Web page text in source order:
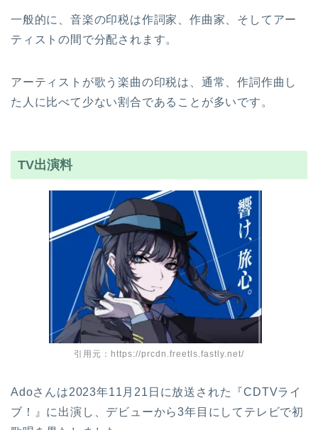
一般的に、音楽の印税は作詞家、作曲家、そしてアー
ティストの間で分配されます。
アーティストが歌う楽曲の印税は、通常、作詞作曲し
た人に比べて少ない割合であることが多いです。
TV出演料
引用元：https://prcdn.freetls.fastly.net/
Adoさんは2023年11月21日に放送された『CDTVライ
ブ！』に出演し、デビューから3年目にしてテレビで初